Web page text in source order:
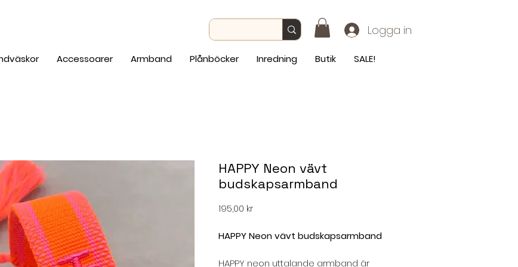
Logga in
Accessoarer Armband Plånböcker Inredning Butik SALE!
HAPPY Neon vävt
budskapsarmband
195,00 krPris
HAPPY Neon vävt budskapsarmband
HAPPY neon uttalande armband är